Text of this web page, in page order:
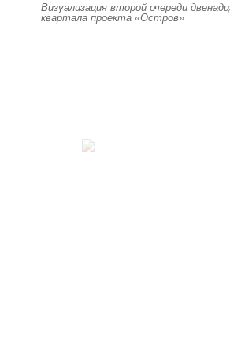
Визуализация второй очереди
квартала проекта «Остров»